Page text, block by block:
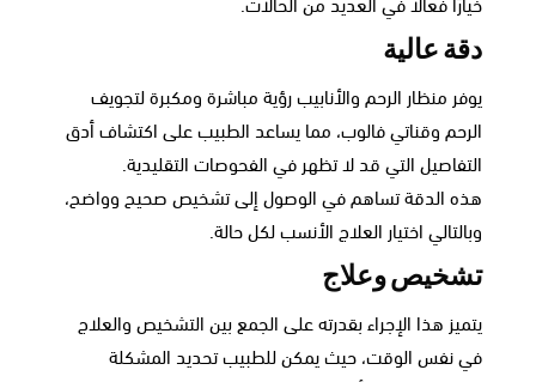
دقة عالية
يوفر منظار الرحم والأنابيب رؤية مباشرة ومكبرة لتجويف
الرحم وقناتي فالوب، مما يساعد الطبيب على اكتشاف أدق
التفاصيل التي قد لا تظهر في الفحوصات التقليدية.
هذه الدقة تساهم في الوصول إلى تشخيص صحيح وواضح،
وبالتالي اختيار العلاج الأنسب لكل حالة.
تشخيص وعلاج
يتميز هذا الإجراء بقدرته على الجمع بين التشخيص والعلاج
في نفس الوقت، حيث يمكن للطبيب تحديد المشكلة